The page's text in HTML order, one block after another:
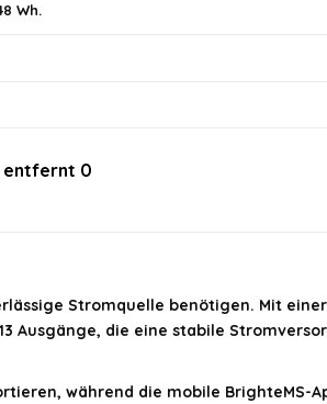
Wh.
entfernt 0
Stromquelle benötigen. Mit
Ausgänge, die eine stabile
während die mobile BrighteMS-